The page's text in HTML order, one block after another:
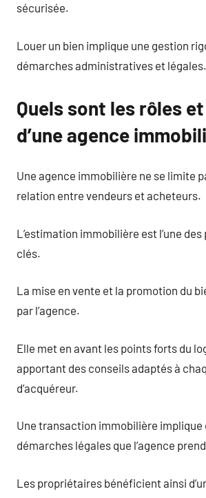
sécurisée.
Louer un bien implique une gestion
démarches administratives et légales.
Quels sont les rôles
d’une agence
Une agence immobilière ne se limite
relation entre vendeurs et acheteurs.
L’estimation immobilière est l’une
clés.
La mise en vente et la promotion du
par l’agence.
Elle met en avant les points forts du
apportant des conseils adaptés à
d’acquéreur.
Une transaction immobilière implique
démarches légales que l’agence
Les propriétaires bénéficient ainsi